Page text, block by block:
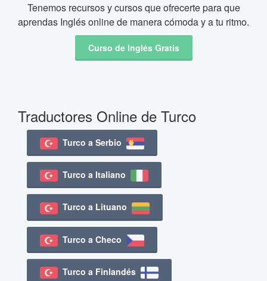
Tenemos recursos y cursos que ofrecerte para que
aprendas Inglés online de manera cómoda y a tu ritmo.
Curso de Inglés Gratis
Traductores Online de Turco
Turco a Serbio
Turco a Italiano
Turco a Lituano
Turco a Checo
Turco a Finlandés